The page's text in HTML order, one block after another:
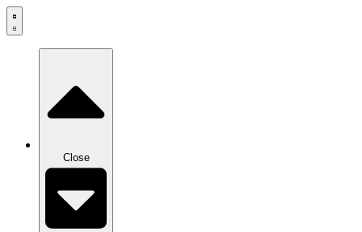
Zum
Inhalt
Close